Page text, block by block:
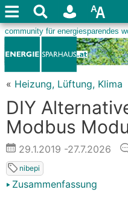
« Heizung, Lüftung, Klima
DIY
Modbus
29.1.2019 -27.7.2026
nibepi
Zusammenfassung